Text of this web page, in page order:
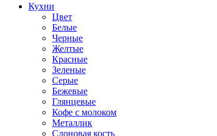
Кухни
Цвет
Белые
Черные
Желтые
Красные
Зеленые
Серые
Бежевые
Глянцевые
Кофе с молоком
Металлик
Слоновая кость